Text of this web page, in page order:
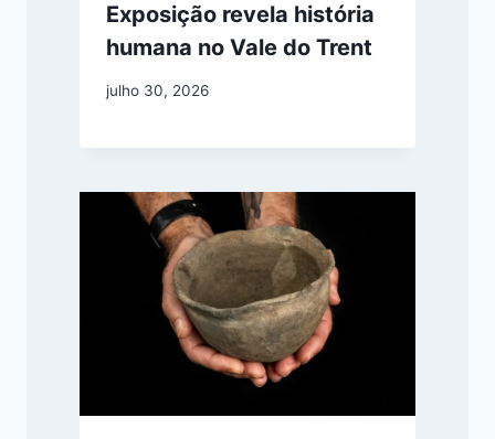
Exposição revela história
humana no Vale do Trent
julho 30, 2026